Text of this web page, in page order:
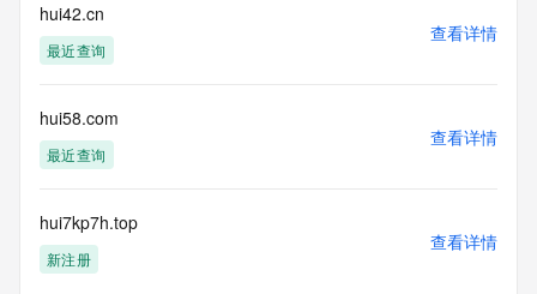
hui42.cn
最近查询
查看详情
hui58.com
最近查询
查看详情
hui7kp7h.top
新注册
查看详情